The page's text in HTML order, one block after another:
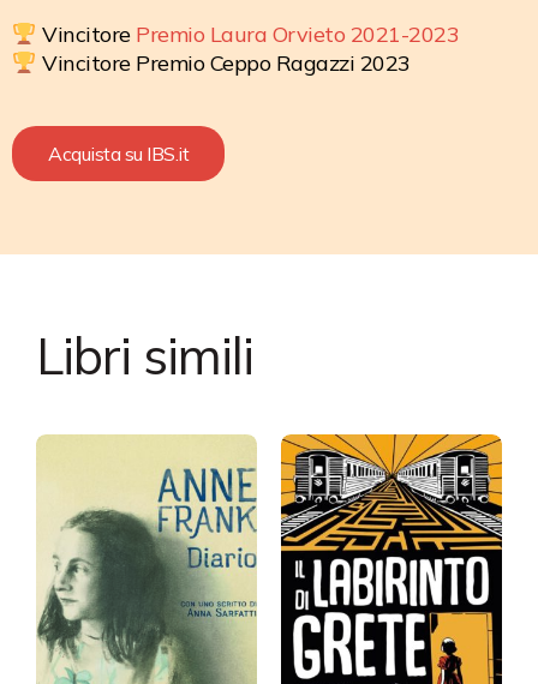
Vincitore Premio Laura Orvieto 2021-2023
Vincitore Premio Ceppo Ragazzi 2023
Acquista su IBS.it
Libri simili